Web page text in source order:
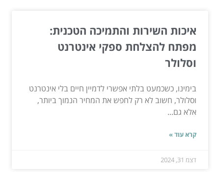
איכות השירות והתמיכה הטכנית:
מפתח להצלחת ספקי אינטרנט
וסלולר
בימינו, כשכמעט בלתי אפשרי לדמיין חיים בלי אינטרנט
וסלולר, חשוב לא רק לחפש את המחיר הנמוך ביותר,
אלא גם...
קרא עוד »
דצמ 31, 2024